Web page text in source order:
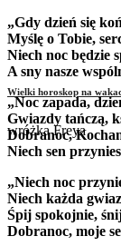
Wielki horoskop na
wróżka Freya
„Gdy dzień się
Myślę o Tobie,
Niech noc będzie
A sny nasze
„Noc zapada,
Gwiazdy tańczą,
Dobranoc,
Niech sen
„Niech noc
Niech każda
Śpij spokojnie,
Dobranoc, moje